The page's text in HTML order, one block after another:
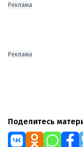
Реклама
Реклама
Поделитесь